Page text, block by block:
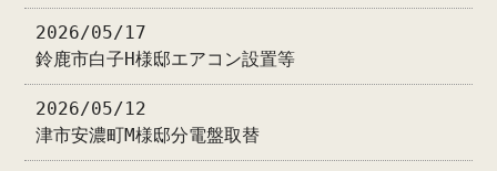
2026/05/17
鈴鹿市白子H様邸エアコン設置等
2026/05/12
津市安濃町M様邸分電盤取替